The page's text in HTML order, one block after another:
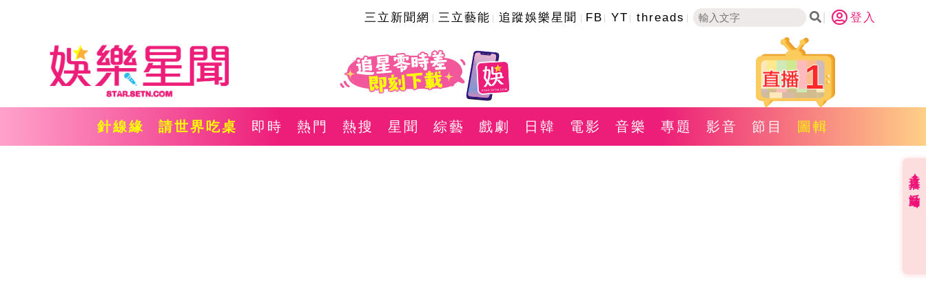
三立新聞網 三立藝能 追蹤娛樂星聞 FB YT threads 登入
1
針線緣 請世界吃桌 即時 熱門 熱搜 星聞 綜藝 戲劇 日韓 電影 音樂 專題 影音 節目 圖輯
直播✦活動